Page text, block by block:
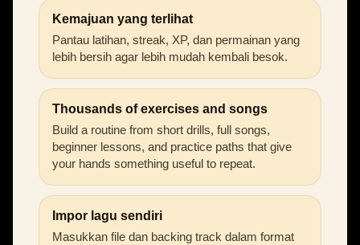
Kemajuan yang terlihat
Pantau latihan, streak, XP, dan permainan yang
lebih bersih agar lebih mudah kembali besok.
Thousands of exercises and songs
Build a routine from short drills, full songs,
beginner lessons, and practice paths that give
your hands something useful to repeat.
Impor lagu sendiri
Masukkan file dan backing track dalam format